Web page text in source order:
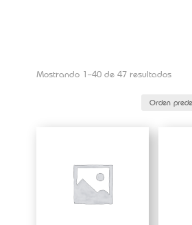
Mostrando 1–40 de 47 resultados